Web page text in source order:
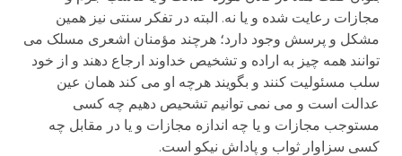
مجازات رعایت شده و یا نه. البته در تفکر سنتی نیز همین
مشکل و پرسش وجود دارد؛ هرچند مؤمنان اشعری مسلک می
توانند همه چیز به اراده و تشخیص خداوند ارجاع دهند و از خود
سلب مسئولیت کنند و بگویند هرچه او می کند همان عین
عدالت است و می نمی توانیم تشحیص دهیم چه کسی
مستوجب مجازات و یا چه اندازه مجازات و یا در مقابل چه
کسی سزاوار ثواب و پاداش نیکو است.